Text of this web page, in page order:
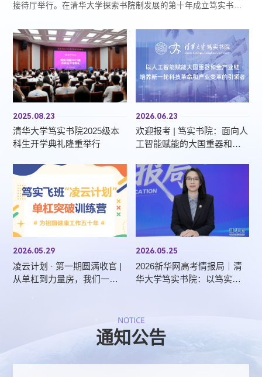
接待厅举行。在清华大学探索书院制发展的第十年成立笃实书
培养能力、推动清华特色中国书院制迈上新台阶的重要举措。
2025.08.23
清华大学笃实书院2025级本
科生开学典礼隆重举行
2026.06.23
欢迎报考 | 笃实书院：面向人
工智能赋能的大国重器和全
命和产业变革的引领者
2026.05.29
凌云计划 · 第一期圆满收官 |
从单杠到力量房，我们一同
2026.05.25
2026新华网高考情报局｜清
华大学笃实书院：以笃实治
NOTICE
通知公告